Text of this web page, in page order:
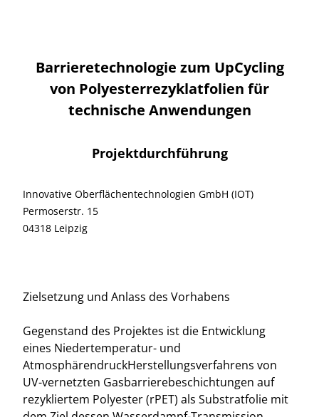
Barrieretechnologie zum UpCycling
von Polyesterrezyklatfolien für
technische Anwendungen
Projektdurchführung
Innovative Oberflächentechnologien GmbH (IOT)
Permoserstr. 15
04318 Leipzig
Zielsetzung und Anlass des Vorhabens
Gegenstand des Projektes ist die Entwicklung
eines Niedertemperatur- und
AtmosphärendruckHerstellungsverfahrens von
UV-vernetzten Gasbarrierebeschichtungen auf
rezykliertem Polyester (rPET) als Substratfolie mit